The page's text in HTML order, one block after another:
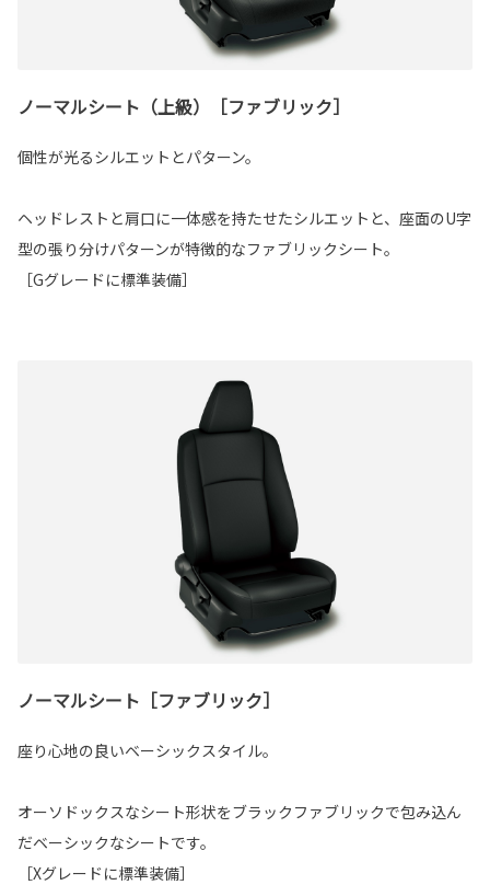
ノーマルシート（上級）［ファブリック］
個性が光るシルエットとパターン。
ヘッドレストと肩口に一体感を持たせたシルエットと、座面のU字
型の張り分けパターンが特徴的なファブリックシート。
［Gグレードに標準装備］
ノーマルシート［ファブリック］
座り心地の良いベーシックスタイル。
オーソドックスなシート形状をブラックファブリックで包み込ん
だベーシックなシートです。
［Xグレードに標準装備］